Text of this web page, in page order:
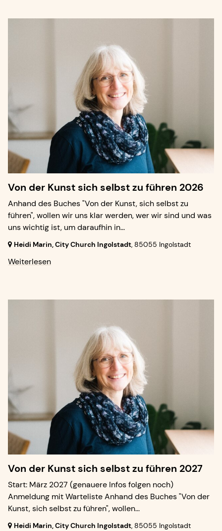
Von der Kunst sich selbst zu führen 2026
Anhand des Buches "Von der Kunst, sich selbst zu
führen", wollen wir uns klar werden, wer wir sind und was
uns wichtig ist, um daraufhin in...
Heidi Marin, City Church Ingolstadt, 85055 Ingolstadt
Weiterlesen
Von der Kunst sich selbst zu führen 2027
Start: März 2027 (genauere Infos folgen noch)
Anmeldung mit Warteliste Anhand des Buches "Von der
Kunst, sich selbst zu führen", wollen...
Heidi Marin, City Church Ingolstadt, 85055 Ingolstadt